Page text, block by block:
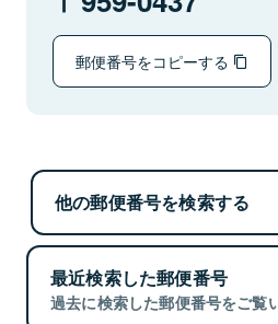
郵便番号をコピーする
他の郵便番号を検索する
最近検索した郵便番号
過去に検索した郵便番号をご覧